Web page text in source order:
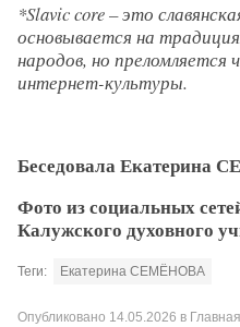
*Slavic core – это
основывается на
народов, но преломляется
интернет-культуры.
Беседовала Екатерина
Фото из социальных
Калужского духовного
Теги: Екатерина СЕМЁНОВА
Опубликовано 14.05.2026 в